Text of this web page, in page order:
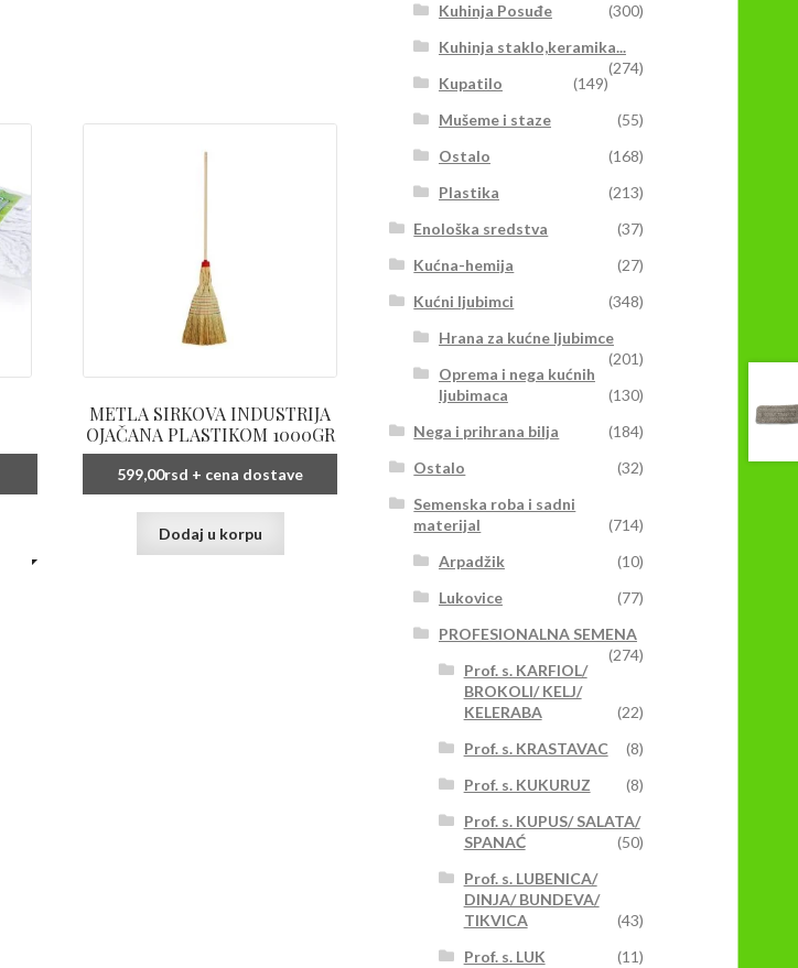
METLA SIRKOVA INDUSTRIJA
OJAČANA PLASTIKOM 1000GR
599,00rsd + cena dostave
Dodaj u korpu
Kuhinja Posuđe
(300)
Kuhinja staklo,keramika...
(274)
Kupatilo
(149)
Mušeme i staze
(55)
Ostalo
(168)
Plastika
(213)
Enološka sredstva
(37)
Kućna-hemija
(27)
Kućni ljubimci
(348)
Hrana za kućne ljubimce
(201)
Oprema i nega kućnih
ljubimaca
(130)
Nega i prihrana bilja
(184)
Ostalo
(32)
Semenska roba i sadni
materijal
(714)
Arpadžik
(10)
Lukovice
(77)
PROFESIONALNA SEMENA
(274)
Prof. s. KARFIOL/
BROKOLI/ KELJ/
KELERABA
(22)
Prof. s. KRASTAVAC
(8)
Prof. s. KUKURUZ
(8)
Prof. s. KUPUS/ SALATA/
SPANAĆ
(50)
Prof. s. LUBENICA/
DINJA/ BUNDEVA/
TIKVICA
(43)
Prof. s. LUK
(11)